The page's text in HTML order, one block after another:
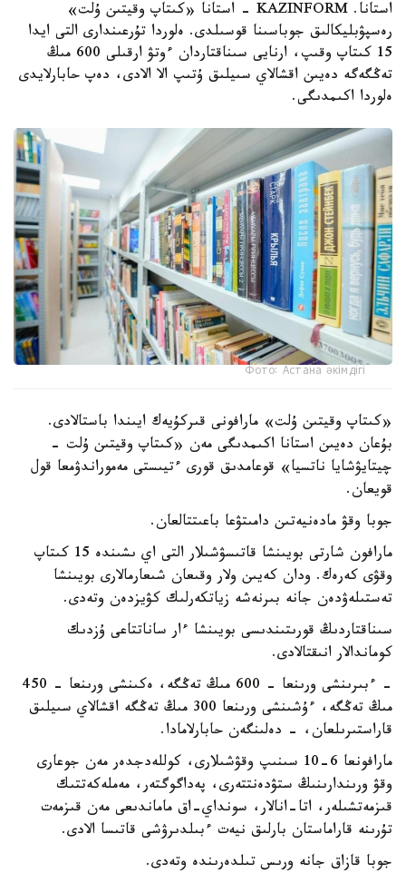
استانا. KAZINFORM - استانا «كىتاپ وقيتىن ۇلت»
رەسپۋبليكالىق جوباسىنا قوسىلدى. ەلوردا تۇرعىندارى التى ايدا
15 كىتاپ وقىپ، ارنايى سىناقتاردان ءوتۋ ارقىلى 600 مىڭ
تەڭگەگە دەيىن اقشالاي سىيلىق ۇتىپ الا الادى، دەپ حابارلايدى
ەلوردا اكىمدىگى.
Фото: Астана әкімдігі
«كىتاپ وقيتىن ۇلت» مارافونى قىركۇيەك ايىندا باستالادى.
بۇعان دەيىن استانا اكىمدىگى مەن «كىتاپ وقيتىن ۇلت -
چيتايۋشايا ناتسيا» قوعامدىق قورى ءتيىستى مەموراندۋمعا قول
قويعان.
جوبا وقۋ مادەنيەتىن دامىتۋعا باعىتتالعان.
مارافون شارتى بويىنشا قاتىسۋشىلار التى اي ىشىندە 15 كىتاپ
وقۋى كەرەك. ودان كەيىن ولار وقىعان شىعارمالارى بويىنشا
تەستىلەۋدەن جانە بىرنەشە زياتكەرلىك كۋيزدەن وتەدى.
سىناقتاردىڭ قورىتىندىسى بويىنشا ءار ساناتتاعى ۇزدىك
كوماندالار انىقتالادى.
- ءبىرىنشى ورىنعا - 600 مىڭ تەڭگە، ەكىنشى ورىنعا - 450
مىڭ تەڭگە، ءۇشىنشى ورىنعا 300 مىڭ تەڭگە اقشالاي سىيلىق
قاراستىرىلعان، - دەلىنگەن حابارلامادا.
مارافونعا 6-10 سىنىپ وقۋشىلارى، كوللەدجدەر مەن جوعارى
وقۋ ورىندارىنىڭ ستۋدەنتتەرى، پەداگوگتەر، مەملەكەتتىك
قىزمەتشىلەر، اتا-انالار، سونداي-اق ماماندىعى مەن قىزمەت
تۇرىنە قاراماستان بارلىق نيەت ءبىلدىرۋشى قاتىسا الادى.
جوبا قازاق جانە ورىس تىلدەرىندە وتەدى.